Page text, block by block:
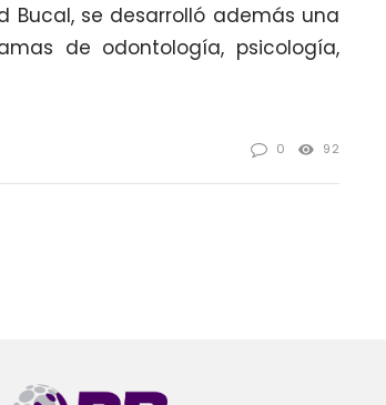
se desarrolló además una
de odontología, psicología,
0 92